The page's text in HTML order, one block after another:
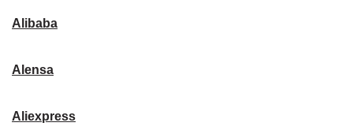
Alibaba
Alensa
Aliexpress